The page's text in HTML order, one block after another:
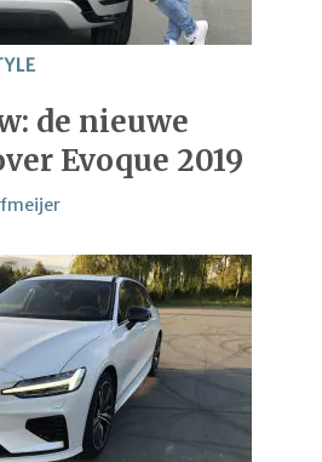
de nieuwe
Evoque 2019